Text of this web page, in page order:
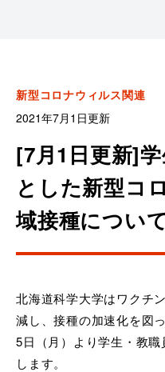
新型コロナウィルス関連
2021年7月1日更新
[7月1日更新]
とした新型コ
域接種について
北海道科学大学はワクチ
減し、接種の加速化を図
5日（月）より学生・教
します。